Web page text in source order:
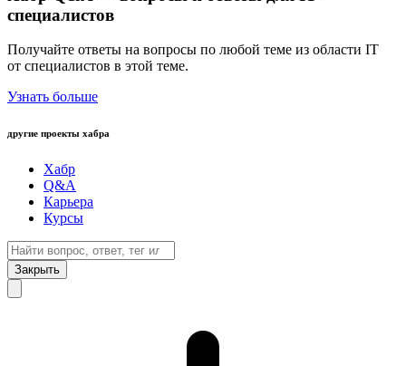
специалистов
Получайте ответы на вопросы по любой теме из области IT
от специалистов в этой теме.
Узнать больше
другие проекты хабра
Хабр
Q&A
Карьера
Курсы
Закрыть